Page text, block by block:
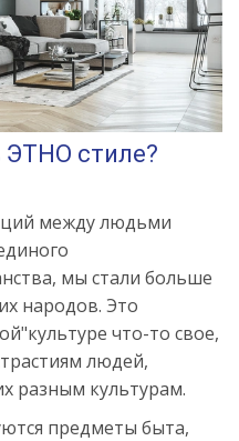
стиле?
между людьми
мы стали больше
народов. Это
что-то свое,
людей,
разным культурам.
предметы быта,